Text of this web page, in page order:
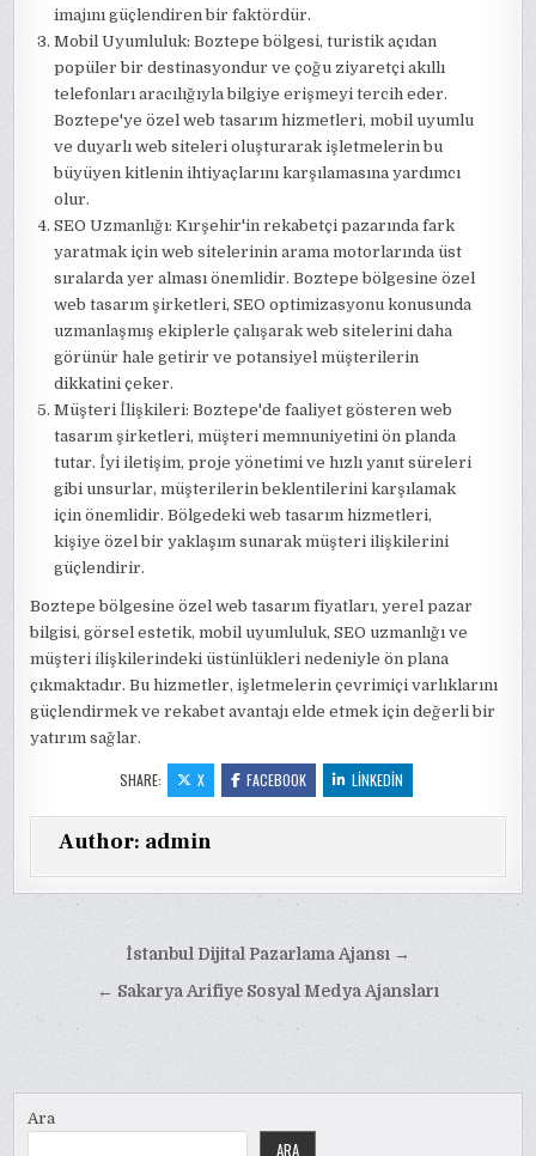
imajını güçlendiren bir faktördür.
Mobil Uyumluluk: Boztepe bölgesi, turistik açıdan
popüler bir destinasyondur ve çoğu ziyaretçi akıllı
telefonları aracılığıyla bilgiye erişmeyi tercih eder.
Boztepe'ye özel web tasarım hizmetleri, mobil uyumlu
ve duyarlı web siteleri oluşturarak işletmelerin bu
büyüyen kitlenin ihtiyaçlarını karşılamasına yardımcı
olur.
SEO Uzmanlığı: Kırşehir'in rekabetçi pazarında fark
yaratmak için web sitelerinin arama motorlarında üst
sıralarda yer alması önemlidir. Boztepe bölgesine özel
web tasarım şirketleri, SEO optimizasyonu konusunda
uzmanlaşmış ekiplerle çalışarak web sitelerini daha
görünür hale getirir ve potansiyel müşterilerin
dikkatini çeker.
Müşteri İlişkileri: Boztepe'de faaliyet gösteren web
tasarım şirketleri, müşteri memnuniyetini ön planda
tutar. İyi iletişim, proje yönetimi ve hızlı yanıt süreleri
gibi unsurlar, müşterilerin beklentilerini karşılamak
için önemlidir. Bölgedeki web tasarım hizmetleri,
kişiye özel bir yaklaşım sunarak müşteri ilişkilerini
güçlendirir.
Boztepe bölgesine özel web tasarım fiyatları, yerel pazar
bilgisi, görsel estetik, mobil uyumluluk, SEO uzmanlığı ve
müşteri ilişkilerindeki üstünlükleri nedeniyle ön plana
çıkmaktadır. Bu hizmetler, işletmelerin çevrimiçi varlıklarını
güçlendirmek ve rekabet avantajı elde etmek için değerli bir
yatırım sağlar.
SHARE: X FACEBOOK LINKEDIN
Author: admin
gezinmesi
İstanbul Dijital Pazarlama Ajansı →
← Sakarya Arifiye Sosyal Medya Ajansları
Ara
ARA